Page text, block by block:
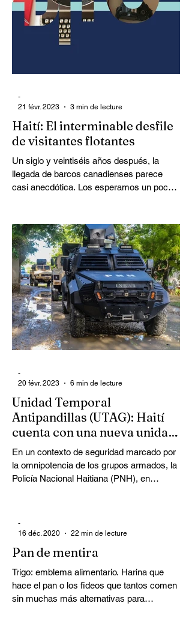
en el seno de una profesión que opera en
una situación extremadamente precaria.
Haití: El interminable desfile
de visitantes flotantes
Un siglo y veintiséis años después, la
llegada de barcos canadienses parece
casi anecdótica. Los esperamos un poco.
propia historia en curso.
-
21 févr. 2023
3 min de lecture
Unidad Temporal
Antipandillas (UTAG): Haití
cuenta con una nueva unidad
de élite
En un contexto de seguridad marcado por
la omnipotencia de los grupos armados, la
Policía Nacional Haitiana (PNH), en
Esta unidad recibe, entre otras cosas,
Recherche, Assistance, Intervention et
Dissuasion (RAID). Objetivo: luchar contra
las bandas organizadas que toman como
rehenes amplias zonas del país.
-
20 févr. 2023
6 min de lecture
Pan de mentira
Trigo: emblema alimentario. Harina que
hace el pan o los fideos que tantos comen
sin muchas más alternativas para
-
16 déc. 2020
22 min de lecture